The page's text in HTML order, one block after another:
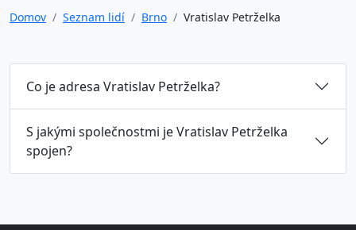
Domov
Seznam lidí Brno Vratislav Petrželka
Co je adresa Vratislav Petrželka?
S jakými společnostmi je Vratislav Petrželka
spojen?